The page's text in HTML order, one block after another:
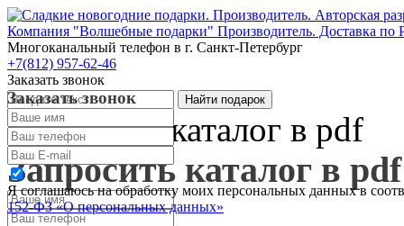
Компания "Волшебные подарки" Производитель. Доставка по
Многоканальный телефон в г. Санкт-Петербург
+7(812) 957-62-46
Заказать звонок
Заказать звонок
Я соглашаюсь на обработку моих персональных данных в
152-ФЗ «О персональных данных»
Запросить каталог в pdf
Запросить каталог в pdf